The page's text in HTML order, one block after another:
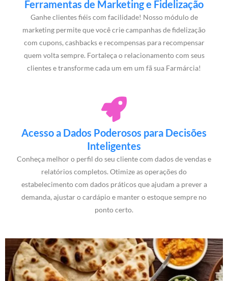
Ferramentas de Marketing e Fidelização
Ganhe clientes fiéis com facilidade! Nosso módulo de
marketing permite que você crie campanhas de fidelização
com cupons, cashbacks e recompensas para recompensar
quem volta sempre. Fortaleça o relacionamento com seus
clientes e transforme cada um em um fã sua Farmárcia!
Acesso a Dados Poderosos para Decisões
Inteligentes
Conheça melhor o perfil do seu cliente com dados de vendas e
relatórios completos. Otimize as operações do
estabelecimento com dados práticos que ajudam a prever a
demanda, ajustar o cardápio e manter o estoque sempre no
ponto certo.